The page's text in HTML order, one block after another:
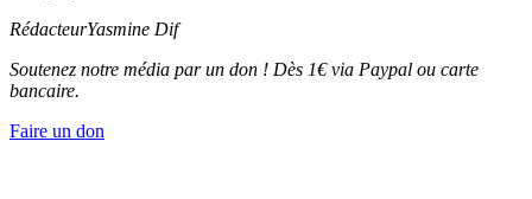
RédacteurYasmine Dif
Soutenez notre média par un don ! Dès 1€ via Paypal ou carte
bancaire.
Faire un don